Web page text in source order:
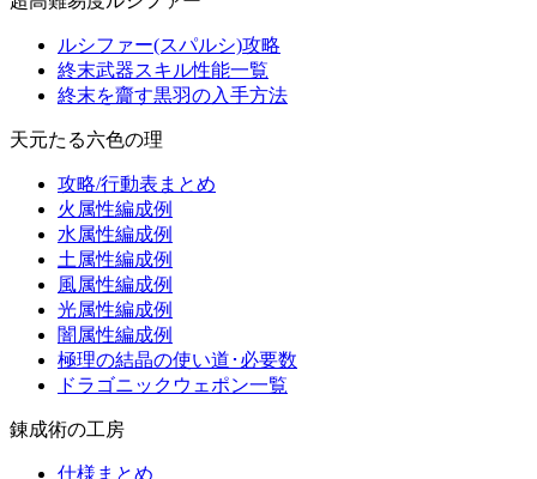
ルシファー(スパルシ)攻略
終末武器スキル性能一覧
終末を齎す黒羽の入手方法
天元たる六色の理
攻略/行動表まとめ
火属性編成例
水属性編成例
土属性編成例
風属性編成例
光属性編成例
闇属性編成例
極理の結晶の使い道･必要数
ドラゴニックウェポン一覧
錬成術の工房
仕様まとめ